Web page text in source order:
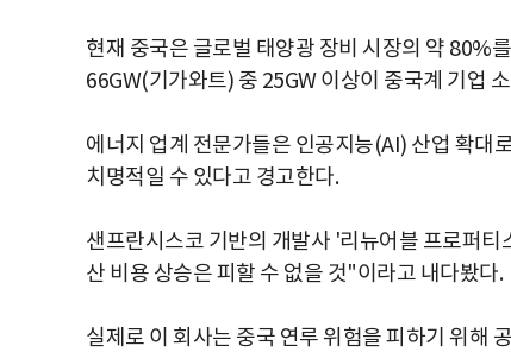
현재 중국은 글로벌 태양광 장비 시장의 약 80%
66GW(기가와트) 중 25GW 이상이 중국계 기업
에너지 업계 전문가들은 인공지능(AI) 산업 확대
치명적일 수 있다고 경고한다.
샌프란시스코 기반의 개발사 '리뉴어블 프로퍼
산 비용 상승은 피할 수 없을 것"이라고 내다봤다.
실제로 이 회사는 중국 연루 위험을 피하기 위해